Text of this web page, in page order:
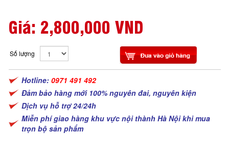
Giá: 2,800,000 VND
Số lượng
Hotline: 0971 491 492
Đảm bảo hàng mới 100% nguyên đai, nguyên kiện
Dịch vụ hỗ trợ 24/24h
Miễn phí giao hàng khu vực nội thành Hà Nội khi mua
trọn bộ sản phẩm